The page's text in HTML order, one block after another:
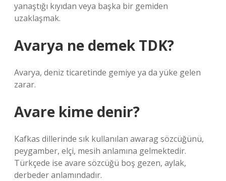
yanaştığı kıyıdan veya başka bir gemiden
uzaklaşmak.
Avarya ne demek TDK?
Avarya, deniz ticaretinde gemiye ya da yüke gelen
zarar.
Avare kime denir?
Kafkas dillerinde sık kullanılan awarag sözcüğünü,
peygamber, elçi, mesih anlamına gelmektedir.
Türkçede ise avare sözcüğü boş gezen, aylak,
derbeder anlamındadır.